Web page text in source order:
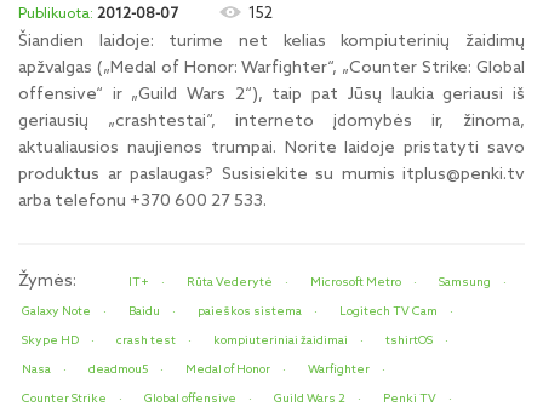
2012-08-07 152
Šiandien laidoje: turime net kelias kompiuterinių žaidimų
apžvalgas („Medal of Honor: Warfighter“, „Counter Strike: Global
offensive“ ir „Guild Wars 2“), taip pat Jūsų laukia geriausi iš
geriausių „crashtestai“, interneto įdomybės ir, žinoma,
aktualiausios naujienos trumpai. Norite laidoje pristatyti savo
produktus ar paslaugas? Susisiekite su mumis itplus@penki.tv
arba telefonu +370 600 27 533.
Žymės: IT+ Rūta Vederytė Microsoft Metro
Samsung
Galaxy Note
Baidu paieškos sistema
Logitech TV Cam
Skype HD
crash test kompiuteriniai žaidimai
tshirtOS
Nasa
deadmou5 Medal of Honor
Warfighter
Counter Strike
Global offensive Guild Wars 2 Penki TV